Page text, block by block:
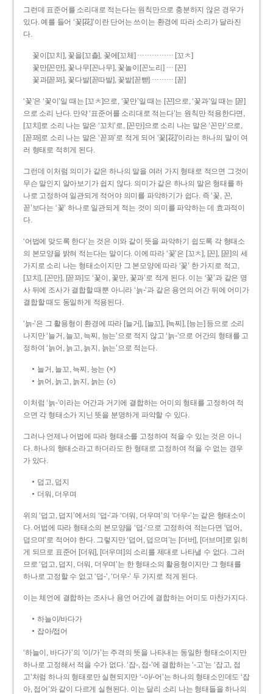
그런데 표준어를 소리대로 적는다는 원칙만으로 충분하지 않은 경우가
있다. 예를 들어 ‘꽃[花]’이란 단어는 쓰이는 환경에 따라 소리가 달라진
다.
꽃이[꼬치], 꽃을[꼬츨], 꽃에[꼬체] …………… [꼬ㅊ]
꽃만[꼰만], 꽃나무[꼰나무], 꽃놀이[꼰노리] … [꼰]
꽃과[꼳꽈], 꽃다발[꼳따발], 꽃밭[꼳빧] ……… [꼳]
‘꽃’은 ‘꽃이’일 때는 [꼬ㅊ]으로, ‘꽃만’일 때는 [꼰]으로, ‘꽃과’일 때는 [꼳]
으로 소리 난다. 만약 ‘표준어를 소리대로 적는다’는 원칙만 적용한다면,
[꼬치]로 소리 나는 말은 ‘꼬치’로, [꼰만]으로 소리 나는 말은 ‘꼰만’으로,
[꼳꽈]로 소리 나는 말은 ‘꼳꽈’로 적게 되어 ‘꽃[花]’이라는 하나의 말이 여
러 형태로 적히게 된다.
그런데 이처럼 의미가 같은 하나의 말을 여러 가지 형태로 적으면 그것이
무슨 말인지 알아보기가 쉽지 않다. 의미가 같은 하나의 말은 형태를 하
나로 고정하여 일관되게 적어야 의미를 파악하기가 쉽다. 즉 ‘꽃, 꼰,
꼳’보다는 ‘꽃’ 하나로 일관되게 적는 것이 의미를 파악하는 데 효과적이
다.
‘어법에 맞도록 한다’는 것은 이와 같이 뜻을 파악하기 쉽도록 각 형태소
의 본모양을 밝혀 적는다는 말이다. 이에 따라 ‘꽃’은 [꼬ㅊ], [꼰], [꼳]의 세
가지로 소리 나는 형태소이지만 그 본모양에 따라 ‘꽃’ 한 가지로 적고,
[꼬치], [꼰만], [꼳꽈]도 ‘꽃이, 꽃만, 꽃과’로 적게 된다. 이는 ‘꽃’과 같은 명
사 뒤에 조사가 결합할 때뿐 아니라 ‘늙-’과 같은 용언의 어간 뒤에 어미가
결합할 때도 동일하게 적용된다.
‘늙-’은 그 활용형이 환경에 따라 [늘거], [늘꼬], [늑찌], [능는] 등으로 소리
나지만 ‘늘거, 늘꼬, 늑찌, 능는’으로 적지 않고 ‘늙-’으로 어간의 형태를 고
정하여 ‘늙어, 늙고, 늙지, 늙는’으로 적는다.
늘거, 늘꼬, 늑찌, 능는 (×)
늙어, 늙고, 늙지, 늙는 (○)
이처럼 ‘늙-­’이라는 어간과 거기에 결합하는 어미의 형태를 고정하여 적
으면 각 형태소가 지닌 뜻을 분명하게 파악할 수 있다.
그러나 언제나 어법에 따라 형태소를 고정하여 적을 수 있는 것은 아니
다. 하나의 형태소라고 하더라도 한 형태로 고정하여 적을 수 없는 경우
가 있다.
덥고, 덥지
더워, 더우며
위의 ‘덥고, 덥지’에서의 ‘덥-­’과 ‘더워, 더우며’의 ‘더우-­’는 같은 형태소이
다. 어법에 따라 형태소의 본모양을 ‘덥-­’으로 고정하여 적는다면 ‘덥어,
덥으며’로 적어야 한다. 그렇지만 ‘덥어, 덥으며’는 [더버], [더브며]로 읽히
게 되므로 표준어 [더워], [더우며]의 소리를 제대로 나타낼 수 없다. 그러
므로 ‘덥고, 덥지, 더워, 더우며’는 한 형태소의 활용형이지만 그 형태를
하나로 고정할 수 없고 ‘덥-’, ‘더우-’ 두 가지로 적게 된다.
이는 체언에 결합하는 조사나 용언 어간에 결합하는 어미도 마찬가지다.
하늘이/바다가
잡아/접어
‘하늘이, 바다가’의 ‘이/가’는 주격의 뜻을 나타내는 동일한 형태소이지만
하나로 고정해서 적을 수가 없다. ‘잡-, 접-’에 결합하는 ‘-고’는 ‘잡고, 접
고’처럼 하나의 형태로만 실현되지만 ‘-아/-어’는 하나의 형태소인데도 ‘잡
아, 접어’와 같이 다르게 실현된다. 이는 달리 소리 나는 형태들을 하나의